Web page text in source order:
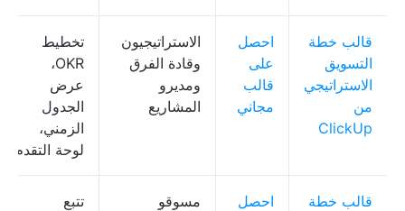
قالب خطة
التسويق
الاستراتيجي
من
ClickUp
احصل
على
قالب
مجاني
الاستراتيجيون
وقادة الفرق
ومديرو
المشاريع
تخطيط
OKR،
عرض
الجدول
الزمني،
لوحة التقدم
قالب خطة
احصل
مسوقو
تتبع